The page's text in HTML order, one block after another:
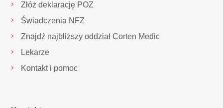
Złóż deklarację POZ
Świadczenia NFZ
Znajdź najbliższy oddział Corten Medic
Lekarze
Kontakt i pomoc